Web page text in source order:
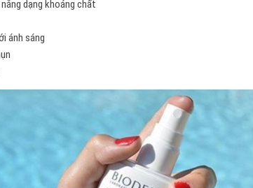
dạng khoáng chất
ánh sáng